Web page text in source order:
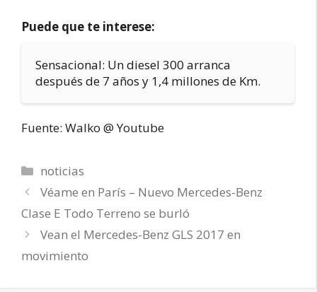
Puede que te interese:
Sensacional: Un diesel 300 arranca
después de 7 años y 1,4 millones de Km.
Fuente: Walko @ Youtube
Categorías
noticias
Véame en París – Nuevo Mercedes-Benz
Clase E Todo Terreno se burló
Vean el Mercedes-Benz GLS 2017 en
movimiento